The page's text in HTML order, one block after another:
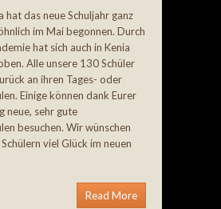
hat das neue Schuljahr ganz
im Mai begonnen. Durch
hat sich auch in Kenia
Alle unsere 130 Schüler
an ihren Tages- oder
Einige können dank Eurer
neue, sehr gute
besuchen. Wir wünschen
viel Glück im neuen
Read More